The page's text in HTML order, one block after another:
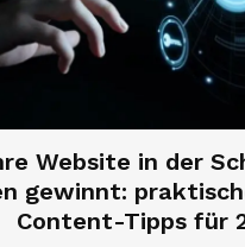
Website in der
gewinnt:
Content-Tipps für